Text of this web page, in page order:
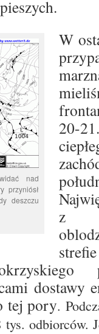
nad
przyniósł
deszczu
W
20-
z
dostawy
tej pory.
odbiorców.